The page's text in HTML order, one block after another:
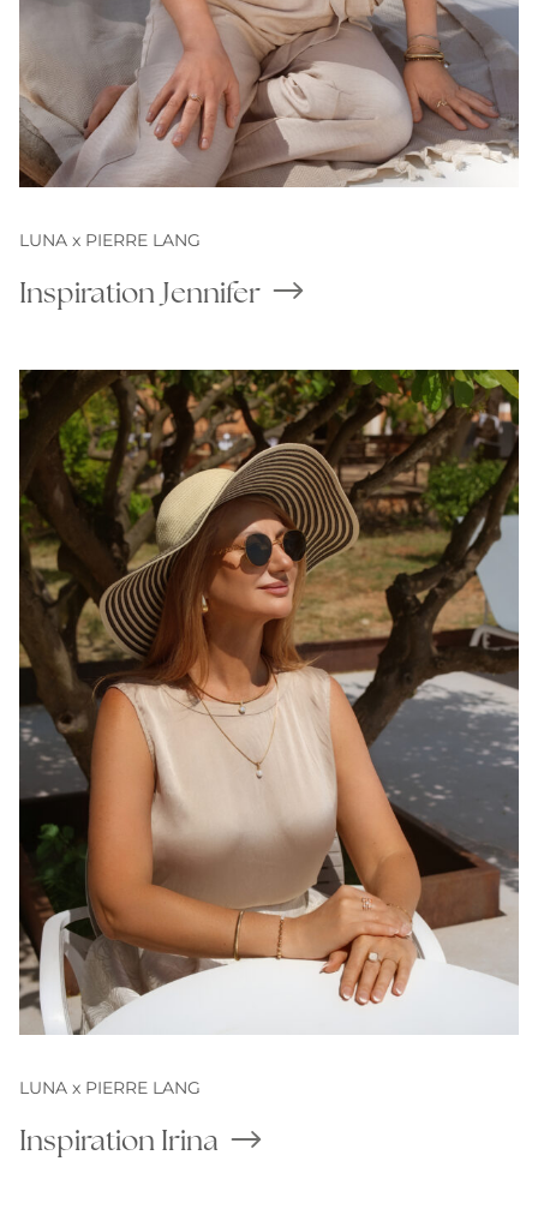
LUNA x PIERRE LANG
Inspiration Jennifer
LUNA x PIERRE LANG
Inspiration Irina